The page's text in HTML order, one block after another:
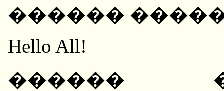
������ �����
Hello All!
������